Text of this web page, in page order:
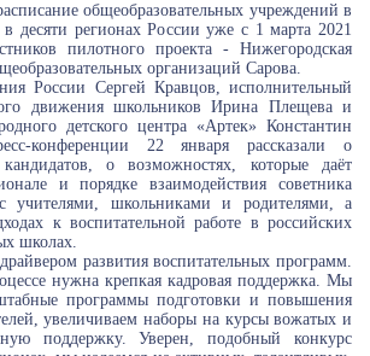
общеобразовательных учреждений в
десяти регионах России уже с 1 марта 2021
пилотного проекта - Нижегородская
организаций Сарова.
России Сергей Кравцов, исполнительный
движения школьников Ирина Плещева и
детского центра «Артек» Константин
конференции 22 января рассказали о
о возможностях, которые даёт
и порядке взаимодействия советника
учителями, школьниками и родителями, а
к воспитательной работе в российских
школах.
развития воспитательных программ.
нужна крепкая кадровая поддержка. Мы
программы подготовки и повышения
увеличиваем наборы на курсы вожатых и
поддержку. Уверен, подобный конкурс